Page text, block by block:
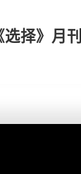
选择》月